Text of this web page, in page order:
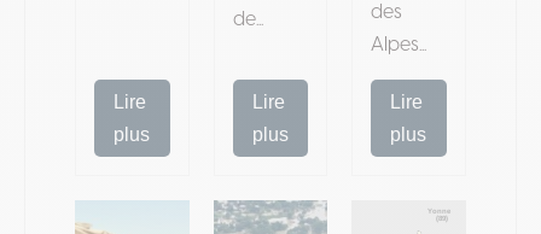
Lire
plus
de...
Lire
plus
des
Alpes...
Lire
plus